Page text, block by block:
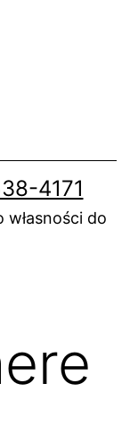
4171
do